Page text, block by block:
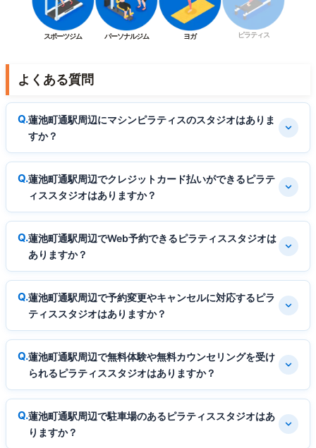
スポーツジム パーソナルジム ヨガ ピラティス
よくある質問
蓮池町通駅周辺にマシンピラティスのスタジオはありま
すか？
蓮池町通駅周辺でクレジットカード払いができるピラテ
ィススタジオはありますか？
蓮池町通駅周辺でWeb予約できるピラティススタジオは
ありますか？
蓮池町通駅周辺で予約変更やキャンセルに対応するピラ
ティススタジオはありますか？
蓮池町通駅周辺で無料体験や無料カウンセリングを受け
られるピラティススタジオはありますか？
蓮池町通駅周辺で駐車場のあるピラティススタジオはあ
りますか？